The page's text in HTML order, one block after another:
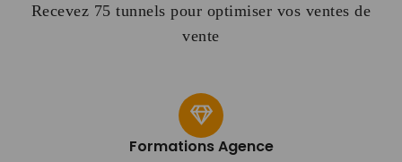
Recevez 75 tunnels pour optimiser vos ventes de
vente
Formations Agence